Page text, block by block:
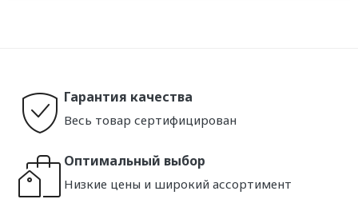
Гарантия качества
Весь товар сертифицирован
Оптимальный выбор
Низкие цены и широкий ассортимент